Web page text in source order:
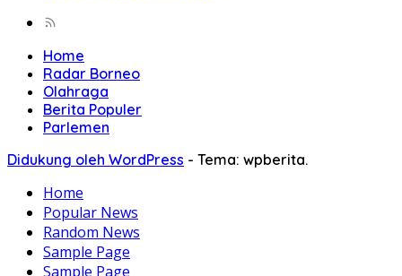
Home
Radar Borneo
Olahraga
Berita Populer
Parlemen
Didukung oleh WordPress - Tema: wpberita.
Home
Popular News
Random News
Sample Page
Sample Page